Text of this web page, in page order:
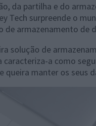
da partilha e do
Tech surpreende o
de armazenamento
solução de
caracteriza-a como
queira manter os seus